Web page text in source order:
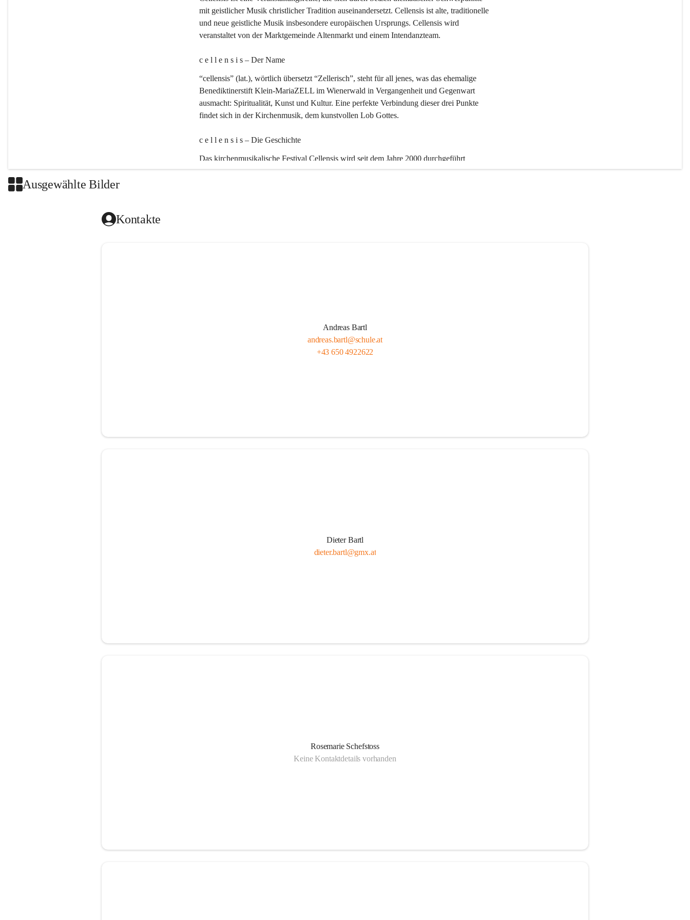
mit geistlicher Musik christlicher Tradition auseinandersetzt. Cellensis ist alte, traditionelle
und neue geistliche Musik insbesondere europäischen Ursprungs. Cellensis wird
veranstaltet von der Marktgemeinde Altenmarkt und einem Intendanzteam.
c e l l e n s i s – Der Name
“cellensis” (lat.), wörtlich übersetzt “Zellerisch”, steht für all jenes, was das ehemalige
Benediktinerstift Klein-MariaZELL im Wienerwald in Vergangenheit und Gegenwart
ausmacht: Spiritualität, Kunst und Kultur. Eine perfekte Verbindung dieser drei Punkte
findet sich in der Kirchenmusik, dem kunstvollen Lob Gottes.
c e l l e n s i s – Die Geschichte
Das kirchenmusikalische Festival Cellensis wird seit dem Jahre 2000 durchgeführt
Ausgewählte Bilder
Kontakte
Andreas Bartl
andreas.bartl@schule.at
+43 650 4922622
Dieter Bartl
dieter.bartl@gmx.at
Rosemarie Schefstoss
Keine Kontaktdetails vorhanden